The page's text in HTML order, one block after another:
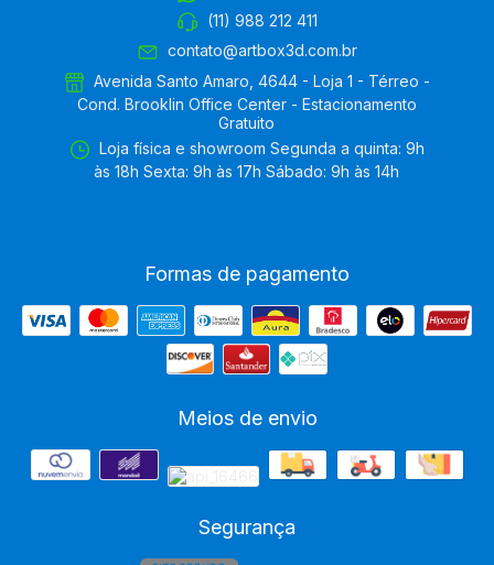
(11) 988 212 411
contato@artbox3d.com.br
Avenida Santo Amaro, 4644 - Loja 1 - Térreo -
Cond. Brooklin Office Center - Estacionamento
Gratuito
Loja física e showroom Segunda a quinta: 9h
às 18h Sexta: 9h às 17h Sábado: 9h às 14h
Formas de pagamento
Meios de envio
Segurança